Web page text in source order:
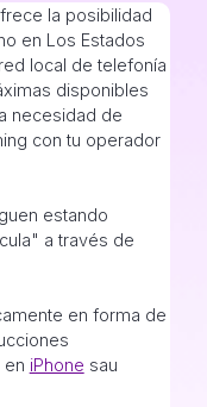
la posibilidad
en Los Estados
local de telefonía
disponibles
necesidad de
con tu operador
estando
a través de
en forma de
en iPhone sau